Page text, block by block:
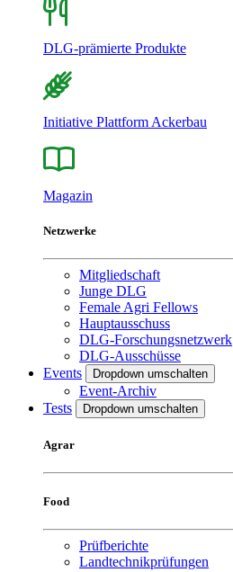
DLG-prämierte Produkte
Initiative Plattform Ackerbau
Magazin
Netzwerke
Mitgliedschaft
Junge DLG
Female Agri Fellows
Hauptausschuss
DLG-Forschungsnetzwerk
DLG-Ausschüsse
Events
Dropdown umschalten
Event-Archiv
Tests
Dropdown umschalten
Agrar
Food
Prüfberichte
Landtechnikprüfungen